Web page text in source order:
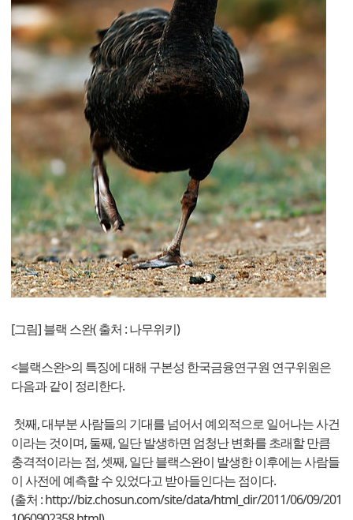
[그림] 블랙 스완( 출처 : 나무위키)
<블랙스완>의 특징에 대해 구본성 한국금융연구원 연구위원은
다음과 같이 정리한다.
첫째, 대부분 사람들의 기대를 넘어서 예외적으로 일어나는 사건
이라는 것이며, 둘째, 일단 발생하면 엄청난 변화를 초래할 만큼
충격적이라는 점, 셋째, 일단 블랙스완이 발생한 이후에는 사람들
이 사전에 예측할 수 있었다고 받아들인다는 점이다.
(출처 : http://biz.chosun.com/site/data/html_dir/2011/06/09/201